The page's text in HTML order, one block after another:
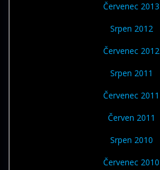
Červenec 2013
Srpen 2012
Červenec 2012
Srpen 2011
Červenec 2011
Červen 2011
Srpen 2010
Červenec 2010